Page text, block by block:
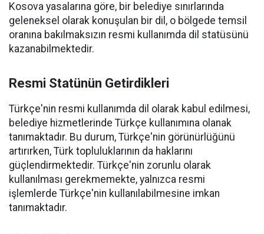
Kosova yasalarına göre, bir belediye sınırlarında
geleneksel olarak konuşulan bir dil, o bölgede temsil
oranına bakılmaksızın resmi kullanımda dil statüsünü
kazanabilmektedir.
Resmi Statünün Getirdikleri
Türkçe'nin resmi kullanımda dil olarak kabul edilmesi,
belediye hizmetlerinde Türkçe kullanımına olanak
tanımaktadır. Bu durum, Türkçe'nin görünürlüğünü
artırırken, Türk topluluklarının da haklarını
güçlendirmektedir. Türkçe'nin zorunlu olarak
kullanılması gerekmemekte, yalnızca resmi
işlemlerde Türkçe'nin kullanılabilmesine imkan
tanımaktadır.